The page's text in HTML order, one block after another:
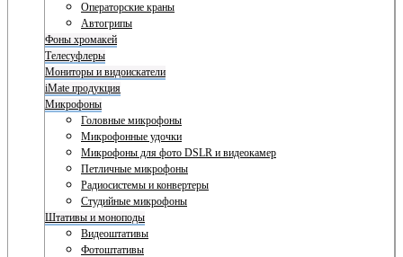
Операторские краны
Автогрипы
Фоны хромакей
Телесуфлеры
Мониторы и видоискатели
iMate продукция
Микрофоны
Головные микрофоны
Микрофонные удочки
Микрофоны для фото DSLR и видеокамер
Петличные микрофоны
Радиосистемы и конвертеры
Студийные микрофоны
Штативы и моноподы
Видеоштативы
Фотоштативы